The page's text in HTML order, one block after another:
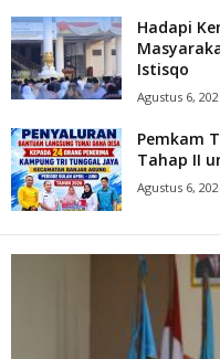
Hadapi
Istisqo
Agustus 6,
Pemkam
Tahap II
Agustus 6,